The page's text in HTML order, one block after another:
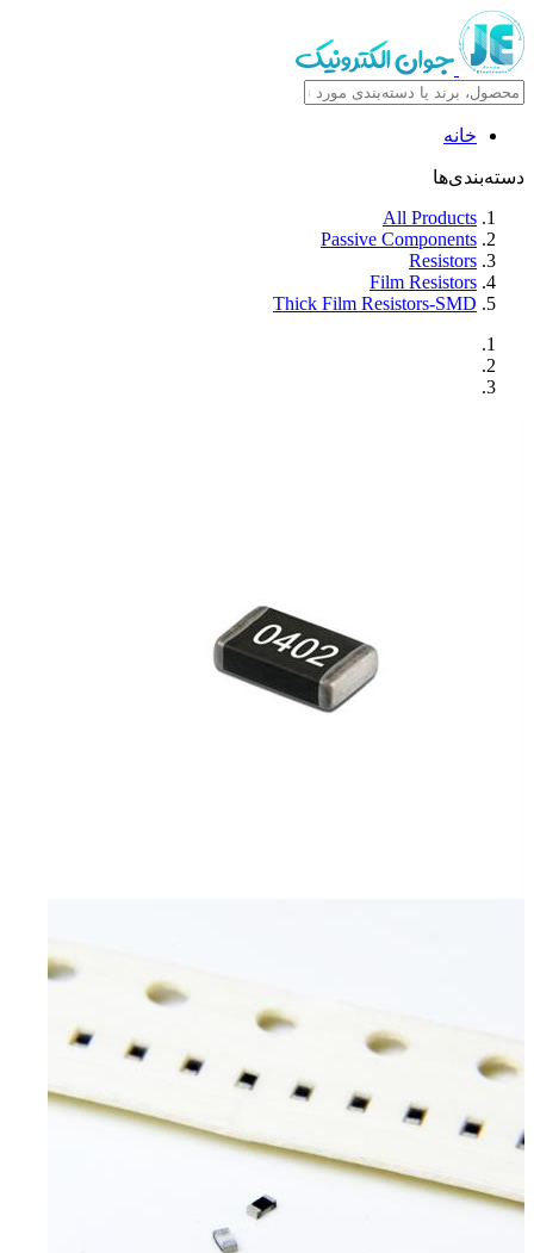
خانه
دسته‌بندی‌ها
All Products
Passive Components
Resistors
Film Resistors
Thick Film Resistors-SMD